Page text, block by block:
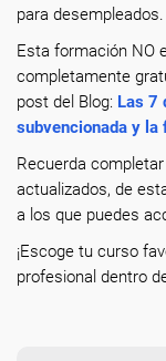
para desempleados.
Esta formación NO
completamente
post del Blog: Las 7
subvencionada y la
Recuerda
actualizados, de
a los que puedes
¡Escoge tu curso
profesional dentro